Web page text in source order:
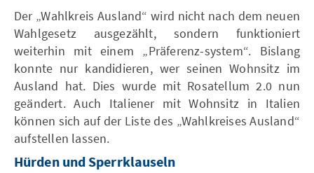
Der „Wahlkreis Ausland“ wird nicht nach dem neuen
Wahlgesetz ausgezählt, sondern funktioniert
weiterhin mit einem „Präferenz-system“. Bislang
konnte nur kandidieren, wer seinen Wohnsitz im
Ausland hat. Dies wurde mit Rosatellum 2.0 nun
geändert. Auch Italiener mit Wohnsitz in Italien
können sich auf der Liste des „Wahlkreises Ausland“
aufstellen lassen.
Hürden und Sperrklauseln